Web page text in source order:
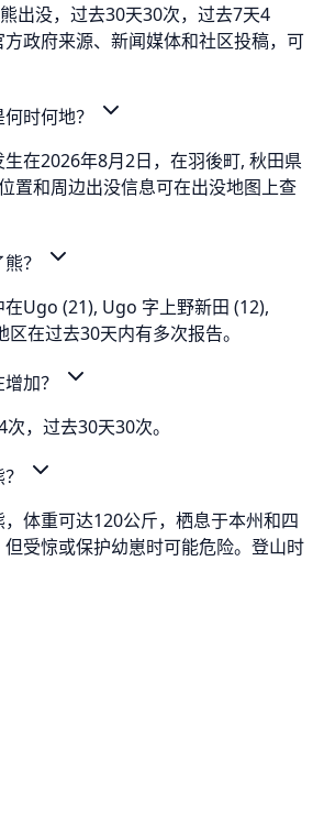
出没，过去30天30次，过去7天4
政府来源、新闻媒体和社区投稿，可
时何地？
在2026年8月2日，在羽後町, 秋田県
置和周边出没信息可在出没地图上查
？
Ugo (21), Ugo 字上野新田 (12),
在过去30天内有多次报告。
加？
，过去30天30次。
体重可达120公斤，栖息于本州和四
受惊或保护幼崽时可能危险。登山时